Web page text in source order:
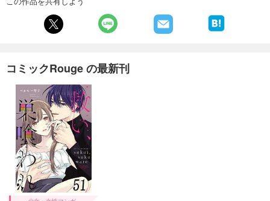
コミックRouge の最新刊